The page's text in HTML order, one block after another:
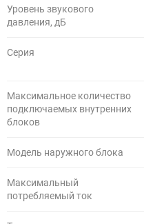
Уровень звукового
давления, дБ
Серия
Максимальное количество
подключаемых внутренних
блоков
Модель наружного блока
Максимальный
потребляемый ток